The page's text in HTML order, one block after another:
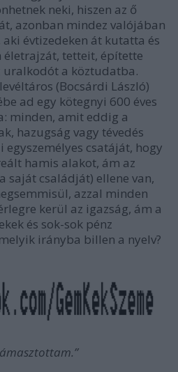
neki, hiszen az ő
azonban mindez valójában
aki évtizedeken át kutatta és
tetteit, építette
uralkodót a köztudatba.
(Bocsárdi László)
ad egy kötegnyi 600 éves
minden, amit eddig a
hazugság vagy tévedés
egyszemélyes csatáját, hogy
hamis alakot, ám az
saját családját) ellene van,
azzal minden
kerül az igazság, ám a
és sok-sok pénz
irányba billen a nyelv?